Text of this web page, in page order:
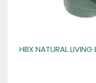
Lengte (cm)
HBX NATURAL